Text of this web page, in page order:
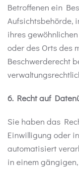
Betroffenen ein
Aufsichtsbehörde,
ihres
oder des Orts des
Beschwerderecht
6. Recht auf
Sie haben das
Einwilligung oder
automatisiert
in einem